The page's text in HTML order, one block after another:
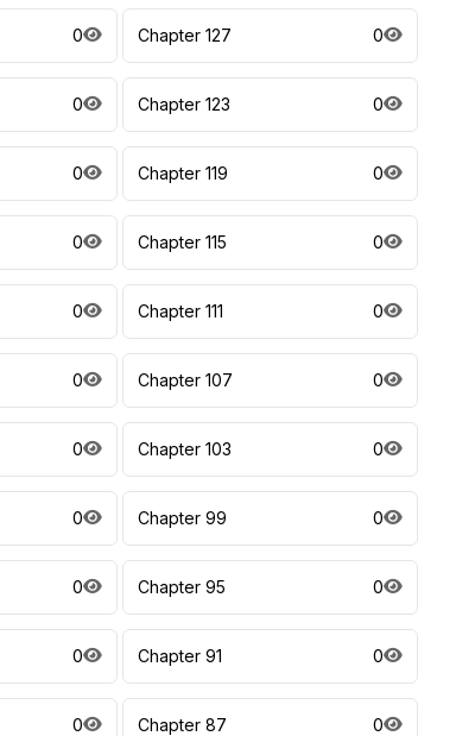
0 Chapter 127 0
0 Chapter 123 0
0 Chapter 119 0
0 Chapter 115 0
0 Chapter 111 0
0 Chapter 107 0
0 Chapter 103 0
0 Chapter 99 0
0 Chapter 95 0
0 Chapter 91 0
0 Chapter 87 0